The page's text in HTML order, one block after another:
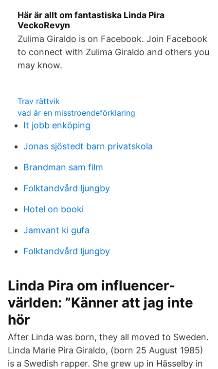
Här är allt om fantastiska Linda Pira
VeckoRevyn
Zulima Giraldo is on Facebook. Join Facebook
to connect with Zulima Giraldo and others you
may know.
Trav rättvik
vad är en misstroendeförklaring
It jobb enköping
Jonas sjöstedt barn privatskola
Brandman sam film
Folktandvård ljungby
Hotel on booki
Jamvant ki gufa
Folktandvård ljungby
Linda Pira om influencer-
världen: ”Känner att jag inte
hör
After Linda was born, they all moved to Sweden.
Linda Marie Pira Giraldo, (born 25 August 1985)
is a Swedish rapper. She grew up in Hässelby in